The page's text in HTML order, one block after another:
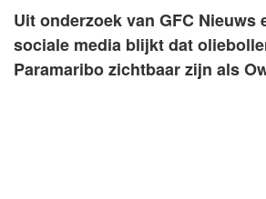
Uit onderzoek van GFC Nieuws
sociale media blijkt dat
Paramaribo zichtbaar zijn als